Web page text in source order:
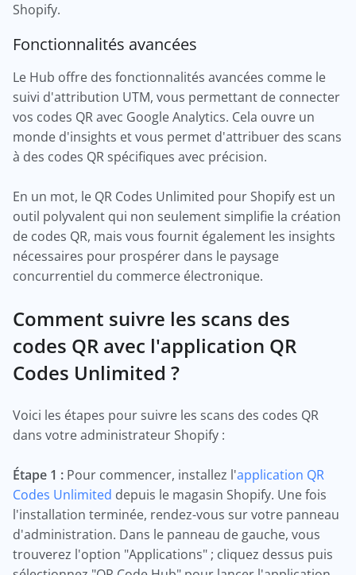
Shopify.
Fonctionnalités avancées
Le Hub offre des fonctionnalités avancées comme le
suivi d'attribution UTM, vous permettant de connecter
vos codes QR avec Google Analytics. Cela ouvre un
monde d'insights et vous permet d'attribuer des scans
à des codes QR spécifiques avec précision.
En un mot, le QR Codes Unlimited pour Shopify est un
outil polyvalent qui non seulement simplifie la création
de codes QR, mais vous fournit également les insights
nécessaires pour prospérer dans le paysage
concurrentiel du commerce électronique.
Comment suivre les scans des
codes QR avec l'application QR
Codes Unlimited ?
Voici les étapes pour suivre les scans des codes QR
dans votre administrateur Shopify :
Étape 1 : Pour commencer, installez l'application QR
Codes Unlimited depuis le magasin Shopify. Une fois
l'installation terminée, rendez-vous sur votre panneau
d'administration. Dans le panneau de gauche, vous
trouverez l'option "Applications" ; cliquez dessus puis